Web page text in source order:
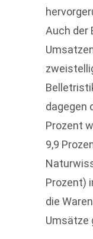
Auch der
dagegen
Prozent
9,9
Prozent)
die
Umsätze